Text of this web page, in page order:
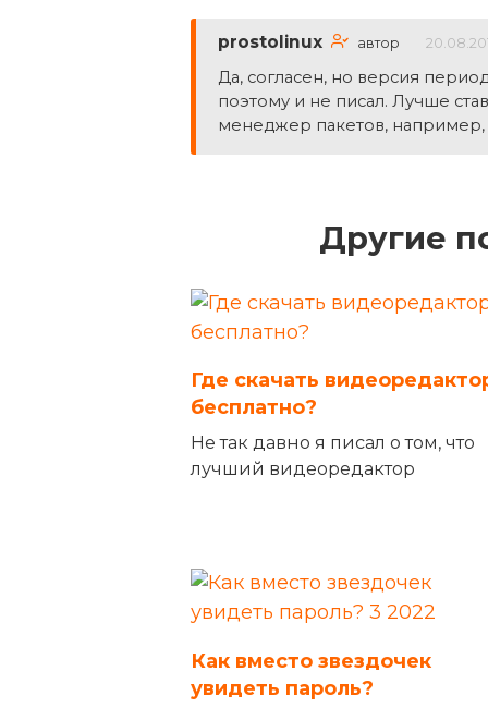
prostolinux автор
Да, согласен, но версия
поэтому и не писал. Лучше
менеджер пакетов, например,
Другие
Где скачать
бесплатно?
Не так давно я писал о том, что
лучший видеоредактор
Как вместо звездочек
увидеть пароль?